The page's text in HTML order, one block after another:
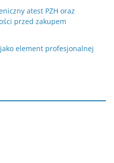
atest PZH oraz
przed zakupem
element profesjonalnej